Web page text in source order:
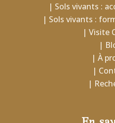
| Sols vivants :
| Sols vivants :
| Visite
|
| À
|
|